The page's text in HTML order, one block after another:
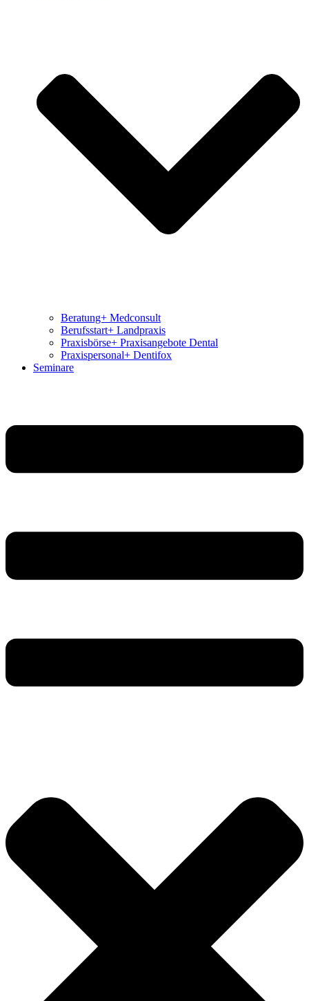
Beratung+ Medconsult
Berufsstart+ Landpraxis
Praxisbörse+ Praxisangebote Dental
Praxispersonal+ Dentifox
Seminare